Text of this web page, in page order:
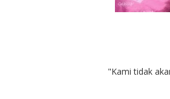
"Kami tidak